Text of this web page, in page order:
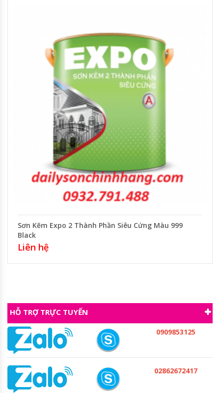
Sơn Kẽm Expo 2 Thành Phần Siêu Cứng Màu 999
Black
Liên hệ
HỖ TRỢ TRỰC TUYẾN
0909853125
02862672417